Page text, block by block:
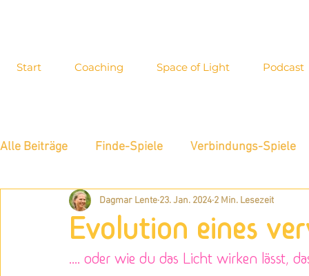
Start Coaching Space of Light Podcast
Alle Beiträge Finde-Spiele Verbindungs-Spiele
Energiewahrnehmung Interview
Blog-Archiv Allgemeines Neue
Evolution eines
Dagmar Lente 23. Jan. 2024 2 Min. Lesezeit
.... oder wie du das Licht wirken lässt,